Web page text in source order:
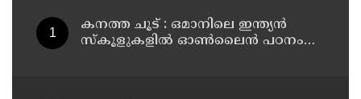
കനത്ത ചൂട് : ഒമാനിലെ ഇന്ത്യന്‍
സ്‌കൂളുകളില്‍ ഓണ്‍ലൈന്‍ പഠനം